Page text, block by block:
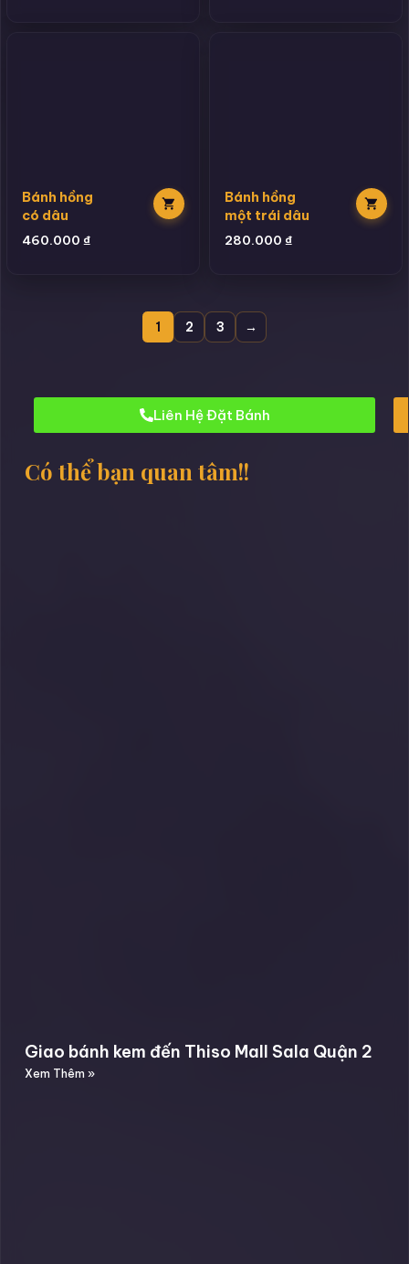
Bánh hồng
có dâu
460.000 ₫
Bánh hồng
một trái dâu
280.000 ₫
1 2 3 →
Liên Hệ Đặt Bánh
Có thể bạn quan tâm!!
Giao bánh kem đến Thiso Mall Sala Quận 2
Xem Thêm »